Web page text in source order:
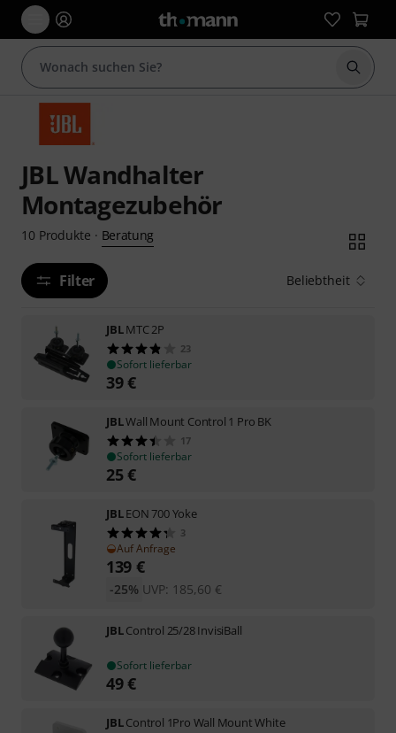
Suche
JBL Wandhalter
Montagezubehör
10 Produkte · Beratung
Filter Beliebtheit
JBLMTC 2P
23
Sofort lieferbar
39€
JBLWall Mount Control 1 Pro BK
17
Sofort lieferbar
25€
JBLEON 700 Yoke
3
Auf Anfrage
139 €
UVP: 185,60 €
-25%
JBLControl 25/28 InvisiBall
Sofort lieferbar
49€
JBLControl 1Pro Wall Mount White